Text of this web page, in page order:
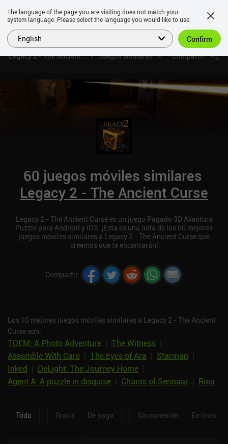
Legacy 2 - The Ancient CurseJuegos similares Compartir
60 juegos móviles similares
Legacy 2 - The Ancient Curse
Legacy 2 - The Ancient Curse es un juego Pagado 3D Aventura
Puzzle para Android y iOS. ¡Esta es una lista de los 60 mejores
juegos móviles similares a Legacy 2 - The Ancient Curse que
creemos que te encantarán!
Compartir:
Los 10 mejores juegos móviles similares a Legacy 2 - The Ancient
Curse son:
TOEM: A Photo Adventure The Witness
Assemble With Care
The Eyes of Ara Starman
Inked
DeLight: The Journey Home
Agent A: A puzzle in disguise
Chants of Sennaar Roia
Todo Gratis De pago Sin conexión En línea
The language of the page you are visiting does not match your
system language. Please select the language you would like to use.
English Confirm